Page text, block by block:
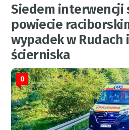
Siedem interwencji
powiecie
wypadek w Rudach
ścierniska
0